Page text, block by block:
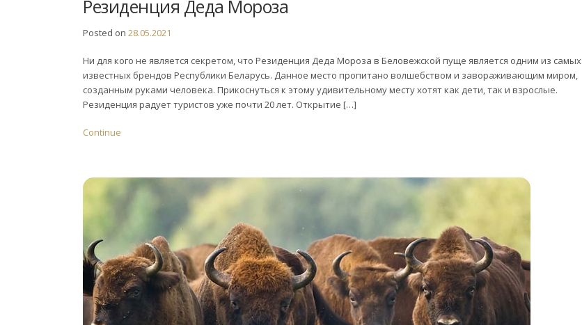
Резиденция Деда Мороза
Posted on 28.05.2021
Ни для кого не является секретом, что Резиденция Деда Мороза в Беловежской пуще является одним из самых
известных брендов Республики Беларусь. Данное место пропитано волшебством и завораживающим миром,
созданным руками человека. Прикоснуться к этому удивительному месту хотят как дети, так и взрослые.
Резиденция радует туристов уже почти 20 лет. Открытие […]
Continue